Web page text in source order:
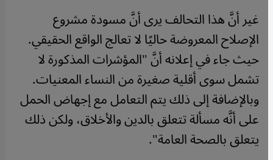
غير أنَّ هذا التحالف يرى أنَّ مسودة مشروع
الإصلاح المعروضة حاليًا لا تعالج الواقع الحقيقي.
حيث جاء في إعلانه أنَّ "المؤشرات المذكورة لا
تشمل سوى أقلية صغيرة من النساء المعنيات.
وبالإضافة إلى ذلك يتم التعامل مع إجهاض الحمل
على أنَّه مسألة تتعلق بالدين والأخلاق، ولكن ذلك
يتعلق بالصحة العامة".